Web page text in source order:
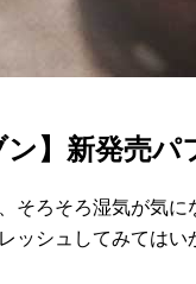
】新発売
そろそろ湿気が気
ッシュしてみてはい